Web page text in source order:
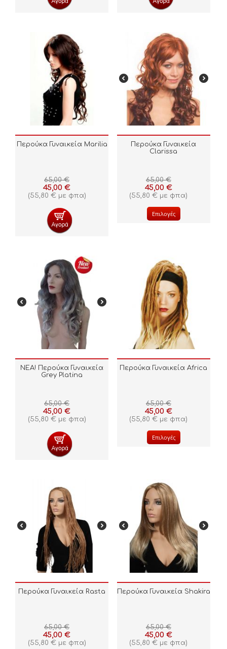
Περούκα Γυναικεία Marilia
65,00 €
45,00 €
(55,80 €με φπα)
Περούκα Γυναικεία
Clarissa
65,00 €
45,00 €
(55,80 € με φπα)
Επιλογές
ΝΕΑ! Περούκα Γυναικεία
Grey Platina
65,00 €
45,00 €
(55,80 €με φπα)
Περούκα Γυναικεία Africa
65,00 €
45,00 €
(55,80 € με φπα)
Επιλογές
Περούκα Γυναικεία Rasta
65,00 €
45,00 €
(55,80 €με φπα)
Περούκα Γυναικεία Shakira
65,00 €
45,00 €
(55,80 € με φπα)